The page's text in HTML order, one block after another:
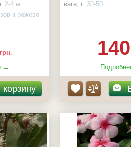
2-4 м
рожево-
грн.
→
корзину
вага, г: 30-50
140